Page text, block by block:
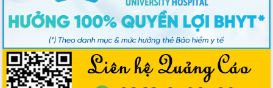
UBND tỉnh Đắk Lắk triển khai công tác
quốc phòng, quân sự địa phương năm
2026
Đắk Lắk tập trung toàn lực khắc phục
tồn tại IUU, sẵn sàng làm việc với
Đoàn thanh tra EC
Chủ tịch UBND tỉnh Tạ Anh Tuấn thăm,